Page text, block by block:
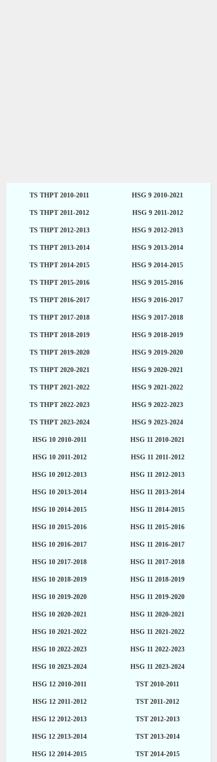
TS THPT 2010-2011 HSG 9 2010-2021
TS THPT 2011-2012 HSG 9 2011-2012
TS THPT 2012-2013 HSG 9 2012-2013
TS THPT 2013-2014 HSG 9 2013-2014
TS THPT 2014-2015 HSG 9 2014-2015
TS THPT 2015-2016 HSG 9 2015-2016
TS THPT 2016-2017 HSG 9 2016-2017
TS THPT 2017-2018 HSG 9 2017-2018
TS THPT 2018-2019 HSG 9 2018-2019
TS THPT 2019-2020 HSG 9 2019-2020
TS THPT 2020-2021 HSG 9 2020-2021
TS THPT 2021-2022 HSG 9 2021-2022
TS THPT 2022-2023 HSG 9 2022-2023
TS THPT 2023-2024 HSG 9 2023-2024
HSG 10 2010-2011 HSG 11 2010-2021
HSG 10 2011-2012 HSG 11 2011-2012
HSG 10 2012-2013 HSG 11 2012-2013
HSG 10 2013-2014 HSG 11 2013-2014
HSG 10 2014-2015 HSG 11 2014-2015
HSG 10 2015-2016 HSG 11 2015-2016
HSG 10 2016-2017 HSG 11 2016-2017
HSG 10 2017-2018 HSG 11 2017-2018
HSG 10 2018-2019 HSG 11 2018-2019
HSG 10 2019-2020 HSG 11 2019-2020
HSG 10 2020-2021 HSG 11 2020-2021
HSG 10 2021-2022 HSG 11 2021-2022
HSG 10 2022-2023 HSG 11 2022-2023
HSG 10 2023-2024 HSG 11 2023-2024
HSG 12 2010-2011 TST 2010-2011
HSG 12 2011-2012 TST 2011-2012
HSG 12 2012-2013 TST 2012-2013
HSG 12 2013-2014 TST 2013-2014
HSG 12 2014-2015 TST 2014-2015